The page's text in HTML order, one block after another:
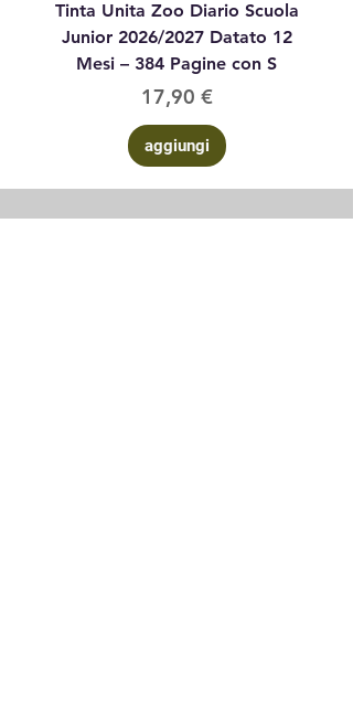
Tinta Unita Zoo Diario Scuola
Junior 2026/2027 Datato 12
Mesi – 384 Pagine con S
Prezzo
17,90 €
aggiungi